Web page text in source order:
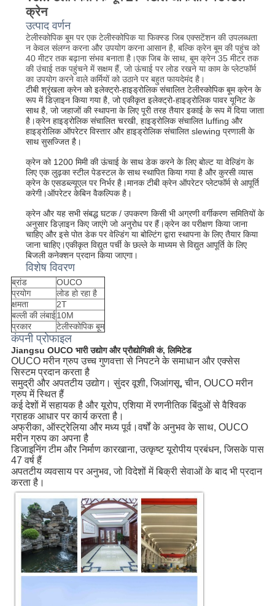
क्रेन
उत्पाद वर्णन
टेलीस्कोपिक बूम पर एक टेलीस्कोपिक या फिक्स्ड जिब एक्सटेंशन की उपलब्धता
न केवल संलग्न करना और उपयोग करना आसान है, बल्कि क्रेन बूम की पहुंच को
40 मीटर तक बढ़ाना संभव बनाता है।एक जिब के साथ, बूम क्रेन 35 मीटर तक
की उंचाई तक पहुंचने में सक्षम हैं, जो ऊंचाई पर लोड रखने या काम के प्लेटफॉर्म
का उपयोग करने वाले कर्मियों को उठाने पर बहुत फायदेमंद है।
टीबी श्रृंखला क्रेन को इलेक्ट्रो-हाइड्रोलिक संचालित टेलीस्कोपिक बूम क्रेन के
रूप में डिज़ाइन किया गया है, जो एकीकृत इलेक्ट्रो-हाइड्रोलिक पावर यूनिट के
साथ है, जो जहाजों की स्थापना के लिए पूरी तरह तैयार इकाई के रूप में दिया जाता
है।क्रेन हाइड्रोलिक संचालित चरखी, हाइड्रोलिक संचालित luffing और
हाइड्रोलिक ऑपरेटर विस्तार और हाइड्रोलिक संचालित slewing प्रणाली के
साथ सुसज्जित है।
क्रेन को 1200 मिमी की ऊंचाई के साथ डेक करने के लिए बोल्ट या वेल्डिंग के
लिए एक लुढ़का स्टील पेडस्टल के साथ स्थापित किया गया है और कुरसी व्यास
क्रेन के एसडब्ल्यूएल पर निर्भर है।मानक टीबी क्रेन ऑपरेटर प्लेटफॉर्म से आपूर्ति
करेगी।ऑपरेटर केबिन वैकल्पिक है।
क्रेन और यह सभी संबद्ध घटक / उपकरण किसी भी अग्रणी वर्गीकरण समितियों के
अनुसार डिज़ाइन किए जाएंगे जो अनुरोध पर हैं।क्रेन का परीक्षण किया जाना
चाहिए और इसे पोत डेक पर वेल्डिंग या बोल्टिंग द्वारा स्थापना के लिए तैयार किया
जाना चाहिए।एकीकृत विद्युत पर्ची के छल्ले के माध्यम से विद्युत आपूर्ति के लिए
बिजली कनेक्शन प्रदान किया जाएगा।
विशेष विवरण
ब्रांड
OUCO
प्रयोग
लोड हो रहा है
क्षमता
2T
बल्ली की लंबाई10M
प्रकार
टेलीस्कोपिक बूम
कंपनी प्रोफाइल
Jiangsu OUCO भारी उद्योग और प्रौद्योगिकी कं, लिमिटेड
OUCO मरीन ग्रुप उच्च गुणवत्ता से निपटने के समाधान और एक्सेस
सिस्टम प्रदान करता है
समुद्री और अपतटीय उद्योग। सुंदर वूशी, जिआंगसू, चीन, OUCO मरीन
ग्रुप में स्थित हैं
कई देशों में सहायक है और यूरोप, एशिया में रणनीतिक बिंदुओं से वैश्विक
ग्राहक आधार पर कार्य करता है।
अफ्रीका, ऑस्ट्रेलिया और मध्य पूर्व।वर्षों के अनुभव के साथ, OUCO
मरीन ग्रुप का अपना है
डिजाइनिंग टीम और निर्माण कारखाना, उत्कृष्ट यूरोपीय प्रबंधन, जिसके पास
47 वर्ष हैं
अपतटीय व्यवसाय पर अनुभव, जो विदेशों में बिक्री सेवाओं के बाद भी प्रदान
करता है।